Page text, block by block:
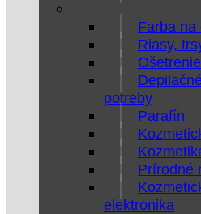
Farba na
Riasy,
potreby
Parafín
Prírodné
elektronika